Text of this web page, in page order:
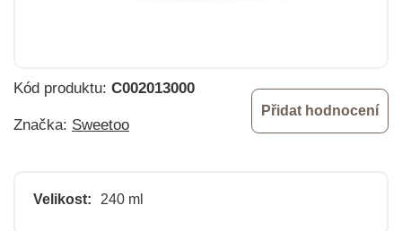
Kód produktu: C002013000
Značka: Sweetoo
Přidat hodnocení
Velikost: 240 ml